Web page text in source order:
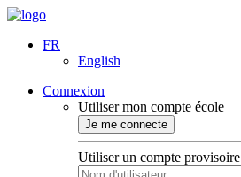
FR
English
Connexion
Utiliser mon compte école
Je me connecte
Utiliser un compte provisoire